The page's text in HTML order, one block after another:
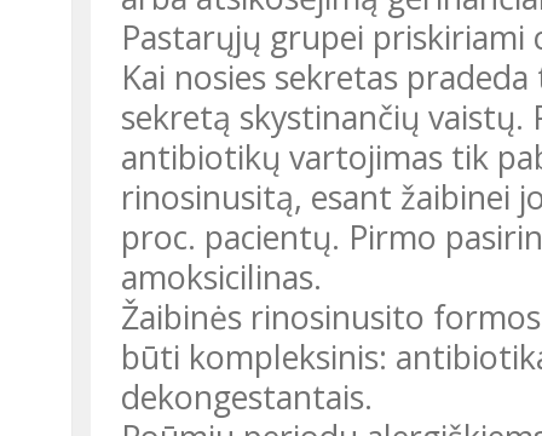
Pastarųjų grupei priskiriami
Kai nosies sekretas
sekretą skystinančių
antibiotikų vartojimas tik
rinosinusitą, esant žaibinei
proc. pacientų. Pirmo
amoksicilinas.
Žaibinės rinosinusito
būti kompleksinis:
dekongestantais.